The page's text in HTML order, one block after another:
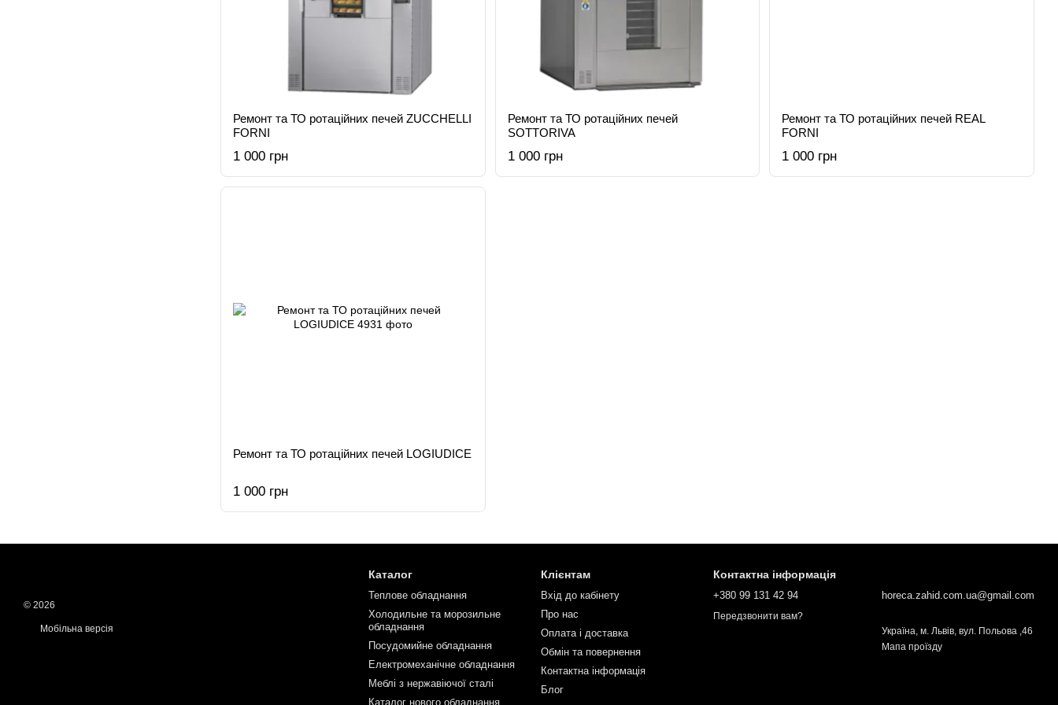
Ремонт та ТО ротаційних печей ZUCCHELLI
FORNI
1 000 грн
Ремонт та ТО ротаційних печей
SOTTORIVA
1 000 грн
Ремонт та ТО ротаційних печей REAL
FORNI
1 000 грн
Ремонт та ТО ротаційних печей LOGIUDICE
1 000 грн
© 2026
Мобільна версія
Каталог
Теплове обладнання
Холодильне та морозильне
обладнання
Посудомийне обладнання
Електромеханічне обладнання
Меблі з нержавіючої сталі
Каталог нового обладнання
Клієнтам
Вхід до кабінету
Про нас
Оплата і доставка
Обмін та повернення
Контактна інформація
Блог
Контактна інформація
+380 99 131 42 94
Передзвонити вам?
horeca.zahid.com.ua@gmail.com
Українa, м. Львів, вул. Польова ,46
Мапа проїзду